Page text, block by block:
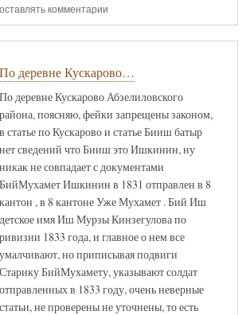
оставлять комментарии
По деревне Кускарово…
По деревне Кускарово Абзелиловского
района, поясняю, фейки запрещены законом,
в статье по Кускарово и статье Бииш батыр
нет сведений что Бииш это Ишкинин, ну
никак не совпадает с документами
БийМухамет Ишкинин в 1831 отправлен в 8
кантон , в 8 кантоне Уже Мухамет . Бий Иш
детское имя Иш Мурзы Кинзегулова по
ривизии 1833 года, и главное о нем все
умалчивают, но приписывая подвиги
Старику БийМухамету, указывают солдат
отправленных в 1833 году, очень неверные
статьи, не проверены не уточнены, то есть